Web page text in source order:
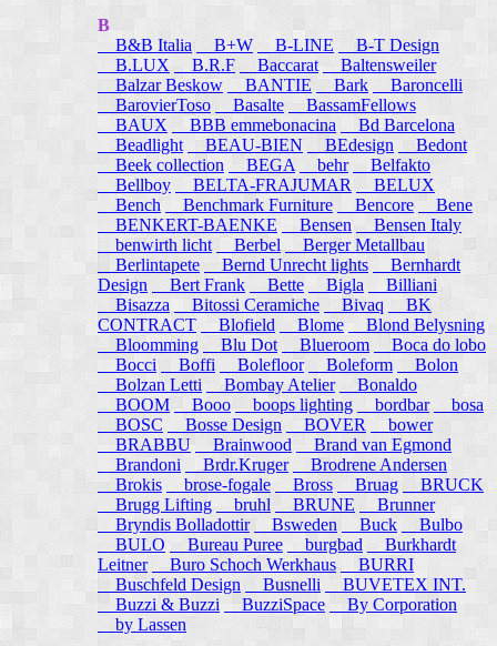
B
B&B Italia
B+W B-LINE
B-T Design
B.LUX
B.R.F Baccarat
Baltensweiler
Balzar Beskow
BANTIE Bark
Baroncelli
BarovierToso
Basalte
BassamFellows
BAUX
BBB emmebonacina
Bd Barcelona
Beadlight
BEAU-BIEN BEdesign
Bedont
Beek collection
BEGA behr
Belfakto
Bellboy
BELTA-FRAJUMAR
BELUX
Bench
Benchmark Furniture Bencore
Bene
BENKERT-BAENKE
Bensen
Bensen Italy
benwirth licht
Berbel
Berger Metallbau
Berlintapete
Bernd Unrecht lights
Bernhardt
Design
Bert Frank Bette Bigla
Billiani
Bisazza
Bitossi Ceramiche Bivaq
BK
CONTRACT
Blofield Blome Blond Belysning
Bloomming
Blu Dot Blueroom
Boca do lobo
Bocci
Boffi Bolefloor Boleform
Bolon
Bolzan Letti
Bombay Atelier
Bonaldo
BOOM
Booo boops lighting bordbar
bosa
BOSC
Bosse Design BOVER
bower
BRABBU
Brainwood
Brand van Egmond
Brandoni
Brdr.Kruger
Brodrene Andersen
Brokis
brose-fogale Bross Bruag
BRUCK
Brugg Lifting
bruhl BRUNE
Brunner
Bryndis Bolladottir
Bsweden Buck
Bulbo
BULO
Bureau Puree burgbad
Burkhardt
Leitner
Buro Schoch Werkhaus
BURRI
Buschfeld Design
Busnelli
BUVETEX INT.
Buzzi & Buzzi
BuzziSpace By Corporation
by Lassen